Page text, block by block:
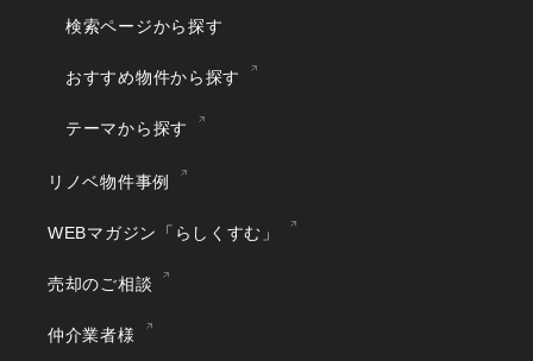
検索ページから探す
おすすめ物件から探す
テーマから探す
リノベ物件事例
WEBマガジン「らしくすむ」
売却のご相談
仲介業者様